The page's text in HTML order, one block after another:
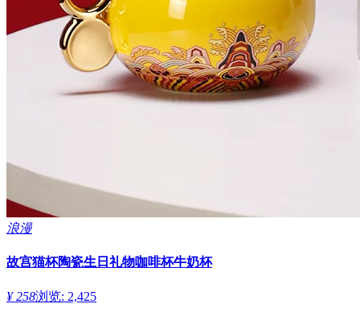
浪漫
故宫猫杯陶瓷生日礼物咖啡杯牛奶杯
¥ 258浏览: 2,425